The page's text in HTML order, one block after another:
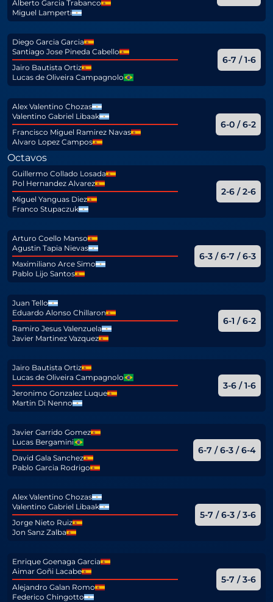
Alberto Garcia Trabanco
Miguel Lamperti
Diego Garcia Garcia
Santiago Jose Pineda Cabello
Jairo Bautista Ortiz
Lucas de Oliveira Campagnolo
6-7 / 1-6
Alex Valentino Chozas
Valentino Gabriel Libaak
Francisco Miguel Ramirez Navas
Alvaro Lopez Campos
6-0 / 6-2
Octavos
Guillermo Collado Losada
Pol Hernandez Alvarez
Miguel Yanguas Diez
Franco Stupaczuk
2-6 / 2-6
Arturo Coello Manso
Agustin Tapia Nievas
Maximiliano Arce Simo
Pablo Lijo Santos
6-3 / 6-7 / 6-3
Juan Tello
Eduardo Alonso Chillaron
Ramiro Jesus Valenzuela
Javier Martinez Vazquez
6-1 / 6-2
Jairo Bautista Ortiz
Lucas de Oliveira Campagnolo
Jeronimo Gonzalez Luque
Martin Di Nenno
3-6 / 1-6
Javier Garrido Gomez
Lucas Bergamini
David Gala Sanchez
Pablo Garcia Rodrigo
6-7 / 6-3 / 6-4
Alex Valentino Chozas
Valentino Gabriel Libaak
Jorge Nieto Ruiz
Jon Sanz Zalba
5-7 / 6-3 / 3-6
Enrique Goenaga Garcia
Aimar Goñi Lacabe
Alejandro Galan Romo
Federico Chingotto
5-7 / 3-6